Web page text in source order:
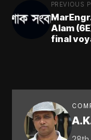
PREVIOUS
Alam
final